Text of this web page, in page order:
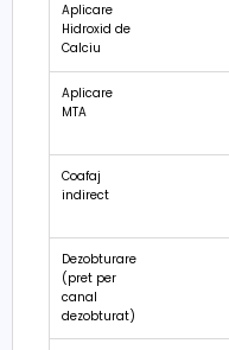
Aplicare
Hidroxid de
Calciu
Aplicare
MTA
Coafaj
indirect
Dezobturare
(pret per
canal
dezobturat)